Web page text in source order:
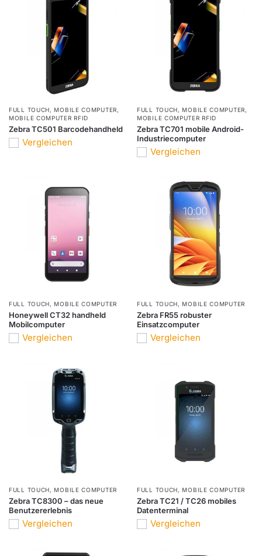
FULL TOUCH,MOBILE COMPUTER,
MOBILE COMPUTER RFID
Zebra TC501 Barcodehandheld
Vergleichen
FULL TOUCH,MOBILE COMPUTER,
MOBILE COMPUTER RFID
Zebra TC701 mobile Android-
Industriecomputer
Vergleichen
FULL TOUCH,MOBILE COMPUTER
Honeywell CT32 handheld
Mobilcomputer
Vergleichen
FULL TOUCH,MOBILE COMPUTER
Zebra FR55 robuster
Einsatzcomputer
Vergleichen
FULL TOUCH,MOBILE COMPUTER
Zebra TC8300 – das neue
Benutzererlebnis
Vergleichen
FULL TOUCH,MOBILE COMPUTER
Zebra TC21 / TC26 mobiles
Datenterminal
Vergleichen